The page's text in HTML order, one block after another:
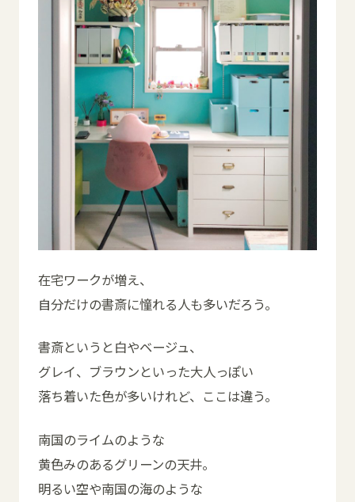
在宅ワークが増え、
自分だけの書斎に憧れる人も多いだろう。
書斎というと白やベージュ、
グレイ、ブラウンといった大人っぽい
落ち着いた色が多いけれど、ここは違う。
南国のライムのような
黄色みのあるグリーンの天井。
明るい空や南国の海のような